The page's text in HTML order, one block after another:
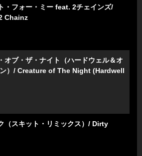
・フォー・ミー feat. 2チェインズ/
Chainz
オブ・ザ・ナイト（ハードウェル＆オ
）/ Creature of The Night (Hardwell
（スキット・リミックス）/ Dirty